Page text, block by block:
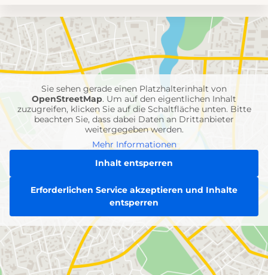
Umgebungskarte
mit
Feuerwehr-
Einheiten
Sie sehen gerade einen Platzhalterinhalt von
OpenStreetMap. Um auf den eigentlichen Inhalt
zuzugreifen, klicken Sie auf die Schaltfläche unten. Bitte
beachten Sie, dass dabei Daten an Drittanbieter
weitergegeben werden.
Mehr Informationen
Inhalt entsperren
Erforderlichen Service akzeptieren und Inhalte
entsperren